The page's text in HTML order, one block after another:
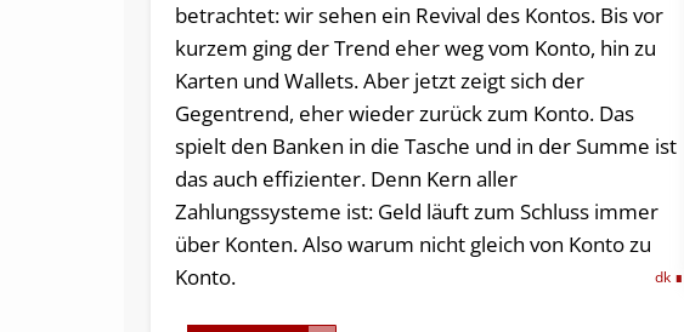
betrachtet: wir sehen ein Revival des Kontos. Bis vor
kurzem ging der Trend eher weg vom Konto, hin zu
Karten und Wallets. Aber jetzt zeigt sich der
Gegentrend, eher wieder zurück zum Konto. Das
spielt den Banken in die Tasche und in der Summe ist
das auch effizienter. Denn Kern aller
Zahlungssysteme ist: Geld läuft zum Schluss immer
über Konten. Also warum nicht gleich von Konto zu
Konto.
dk